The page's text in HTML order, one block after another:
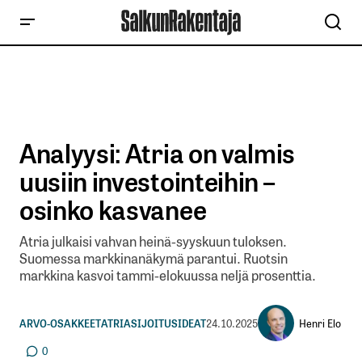
Analyysi: Atria on valmis
uusiin investointeihin –
osinko kasvanee
Atria julkaisi vahvan heinä-syyskuun tuloksen.
Suomessa markkinanäkymä parantui. Ruotsin
markkina kasvoi tammi-elokuussa neljä prosenttia.
ARVO-OSAKKEETATRIASIJOITUSIDEAT24.10.2025
Henri Elo
0